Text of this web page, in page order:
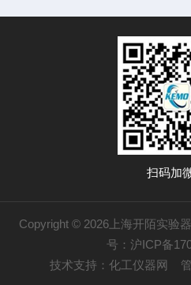
扫码加
Copyright © 2026上海开陌实验
号：沪ICP备
技术支持： 化工仪器网